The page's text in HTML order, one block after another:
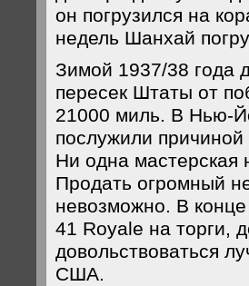
он погрузился на
недель Шанхай
Зимой 1937/38 года
пересек Штаты от
21000 миль. В Нью-
послужили причиной
Ни одна мастерская
Продать огромный
невозможно. В
41 Royale на торги,
довольствоваться
США.